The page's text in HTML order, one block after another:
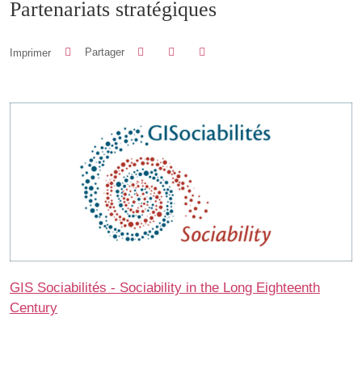
Partenariats stratégiques
Imprimer Partager Partager sur Facebook
Partager sur LinkedIn
GIS Sociabilités - Sociability in the Long Eighteenth
Century